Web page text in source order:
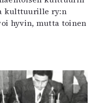
kulttuurille ry:n
hyvin, mutta toinen